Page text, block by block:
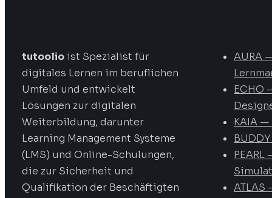
tutoolio ist Spezialist für
digitales Lernen im beruflichen
Umfeld und entwickelt
Lösungen zur digitalen
Weiterbildung, darunter
Learning Management Systeme
(LMS) und Online-Schulungen,
die zur Sicherheit und
Qualifikation der Beschäftigten
AURA
ECHO
KAIA
ATLAS